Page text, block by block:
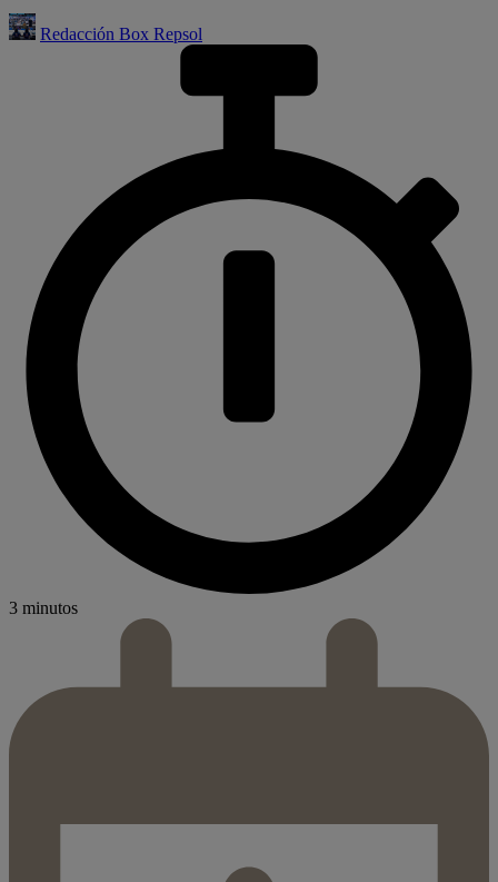
Redacción Box Repsol
3 minutos